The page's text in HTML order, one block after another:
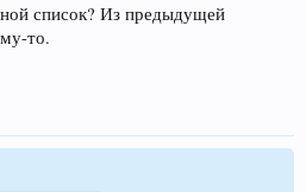
список? Из предыдущей
то.